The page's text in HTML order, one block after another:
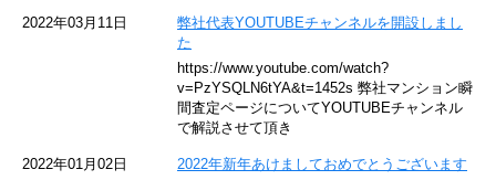
東京メトロ東西線
京王井の頭線
2022年03月11日
弊社代表YOUTUBEチャンネルを開設しまし
た
https://www.youtube.com/watch?
v=PzYSQLN6tYA&t=1452s 弊社マンション瞬
間査定ページについてYOUTUBEチャンネル
で解説させて頂き
2022年01月02日
2022年新年あけましておめでとうございます